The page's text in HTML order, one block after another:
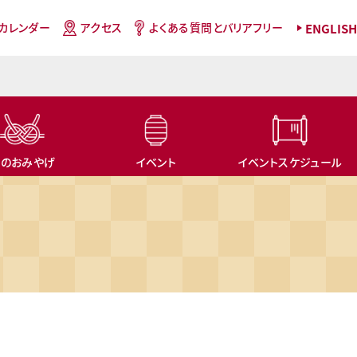
レンダー アクセス よくある質問とバリアフリー ENGLISH
おみやげ イベント イベントスケジュール